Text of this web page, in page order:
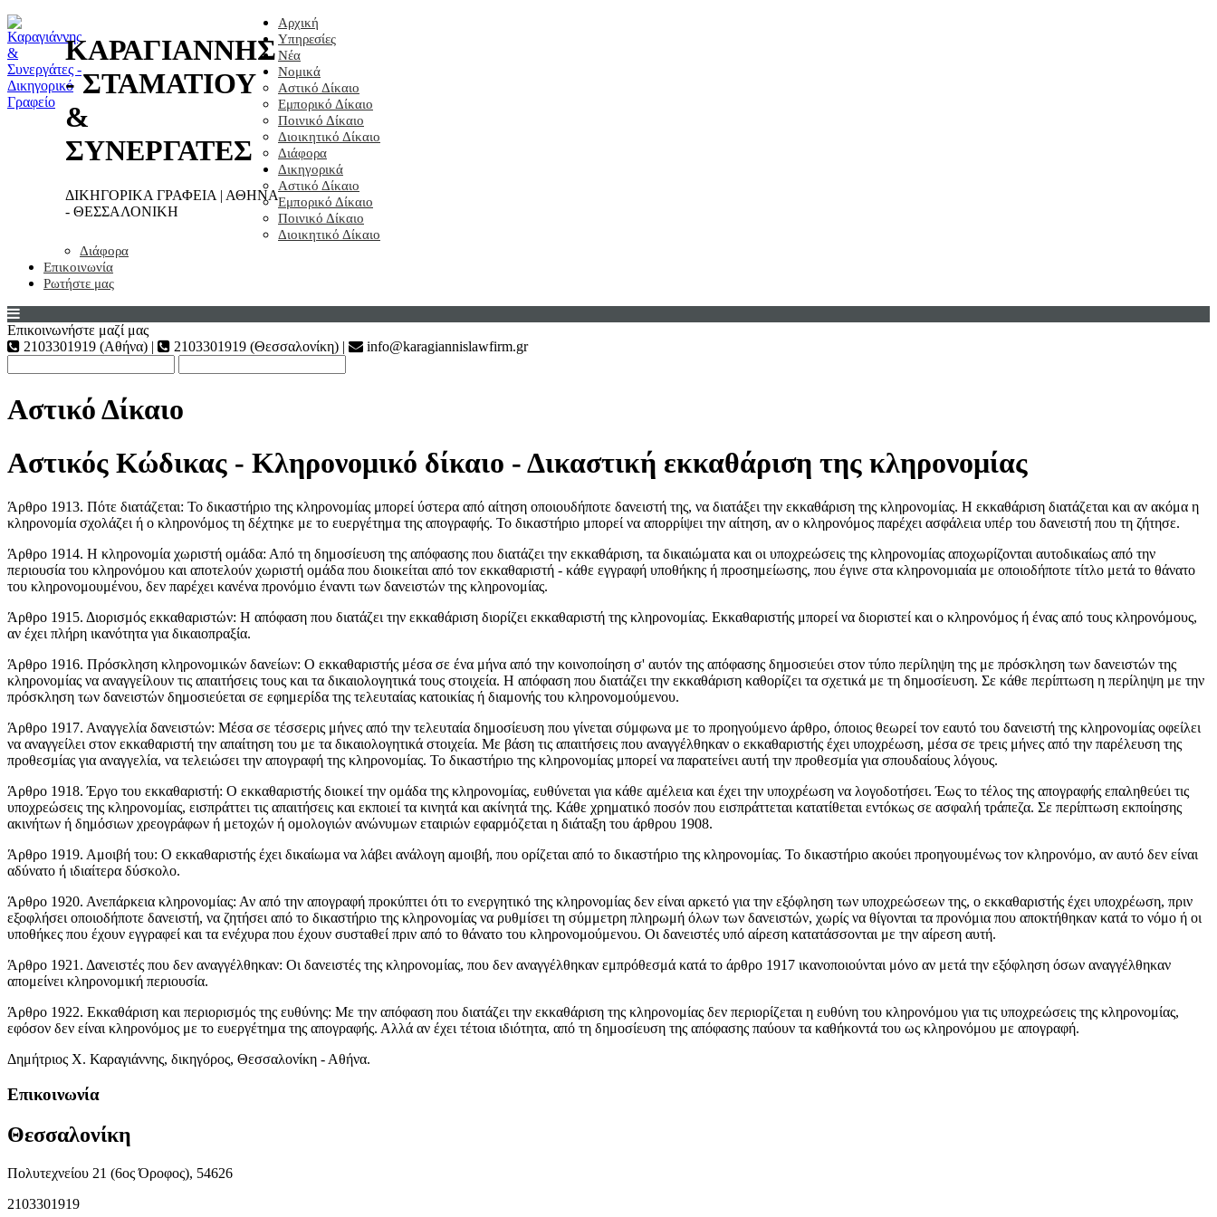
ΚΑΡΑΓΙΑΝΝΗΣ
- ΣΤΑΜΑΤΙΟΥ
&
ΣΥΝΕΡΓΑΤΕΣ
ΔΙΚΗΓΟΡΙΚΑ ΓΡΑΦΕΙΑ | ΑΘΗΝΑ
- ΘΕΣΣΑΛΟΝΙΚΗ
Αρχική
Υπηρεσίες
Νέα
Νομικά
Αστικό Δίκαιο
Εμπορικό Δίκαιο
Ποινικό Δίκαιο
Διοικητικό Δίκαιο
Διάφορα
Δικηγορικά
Αστικό Δίκαιο
Εμπορικό Δίκαιο
Ποινικό Δίκαιο
Διοικητικό Δίκαιο
Διάφορα
Επικοινωνία
Ρωτήστε μας
Επικοινωνήστε μαζί μας
2103301919 (Αθήνα) |
2103301919 (Θεσσαλονίκη) | info@karagiannislawfirm.gr
Αστικό Δίκαιο
Αστικός Κώδικας - Κληρονομικό δίκαιο - Δικαστική εκκαθάριση της κληρονομίας
Άρθρο 1913. Πότε διατάζεται: Το δικαστήριο της κληρονομίας μπορεί ύστερα από αίτηση οποιουδήποτε δανειστή της, να διατάξει την εκκαθάριση της κληρονομίας. Η εκκαθάριση διατάζεται και αν ακόμα η
κληρονομία σχολάζει ή ο κληρονόμος τη δέχτηκε με το ευεργέτημα της απογραφής. Το δικαστήριο μπορεί να απορρίψει την αίτηση, αν ο κληρονόμος παρέχει ασφάλεια υπέρ του δανειστή που τη ζήτησε.
Άρθρο 1914. Η κληρονομία χωριστή ομάδα: Από τη δημοσίευση της απόφασης που διατάζει την εκκαθάριση, τα δικαιώματα και οι υποχρεώσεις της κληρονομίας αποχωρίζονται αυτοδικαίως από την
περιουσία του κληρονόμου και αποτελούν χωριστή ομάδα που διοικείται από τον εκκαθαριστή - κάθε εγγραφή υποθήκης ή προσημείωσης, που έγινε στα κληρονομιαία με οποιοδήποτε τίτλο μετά το θάνατο
του κληρονομουμένου, δεν παρέχει κανένα προνόμιο έναντι των δανειστών της κληρονομίας.
Άρθρο 1915. Διορισμός εκκαθαριστών: Η απόφαση που διατάζει την εκκαθάριση διορίζει εκκαθαριστή της κληρονομίας. Εκκαθαριστής μπορεί να διοριστεί και ο κληρονόμος ή ένας από τους κληρονόμους,
αν έχει πλήρη ικανότητα για δικαιοπραξία.
Άρθρο 1916. Πρόσκληση κληρονομικών δανείων: Ο εκκαθαριστής μέσα σε ένα μήνα από την κοινοποίηση σ' αυτόν της απόφασης δημοσιεύει στον τύπο περίληψη της με πρόσκληση των δανειστών της
κληρονομίας να αναγγείλουν τις απαιτήσεις τους και τα δικαιολογητικά τους στοιχεία. Η απόφαση που διατάζει την εκκαθάριση καθορίζει τα σχετικά με τη δημοσίευση. Σε κάθε περίπτωση η περίληψη με την
πρόσκληση των δανειστών δημοσιεύεται σε εφημερίδα της τελευταίας κατοικίας ή διαμονής του κληρονομούμενου.
Άρθρο 1917. Αναγγελία δανειστών: Μέσα σε τέσσερις μήνες από την τελευταία δημοσίευση που γίνεται σύμφωνα με το προηγούμενο άρθρο, όποιος θεωρεί τον εαυτό του δανειστή της κληρονομίας οφείλει
να αναγγείλει στον εκκαθαριστή την απαίτηση του με τα δικαιολογητικά στοιχεία. Με βάση τις απαιτήσεις που αναγγέλθηκαν ο εκκαθαριστής έχει υποχρέωση, μέσα σε τρεις μήνες από την παρέλευση της
προθεσμίας για αναγγελία, να τελειώσει την απογραφή της κληρονομίας. Το δικαστήριο της κληρονομίας μπορεί να παρατείνει αυτή την προθεσμία για σπουδαίους λόγους.
Άρθρο 1918. Έργο του εκκαθαριστή: Ο εκκαθαριστής διοικεί την ομάδα της κληρονομίας, ευθύνεται για κάθε αμέλεια και έχει την υποχρέωση να λογοδοτήσει. Έως το τέλος της απογραφής επαληθεύει τις
υποχρεώσεις της κληρονομίας, εισπράττει τις απαιτήσεις και εκποιεί τα κινητά και ακίνητά της. Κάθε χρηματικό ποσόν που εισπράττεται κατατίθεται εντόκως σε ασφαλή τράπεζα. Σε περίπτωση εκποίησης
ακινήτων ή δημόσιων χρεογράφων ή μετοχών ή ομολογιών ανώνυμων εταιριών εφαρμόζεται η διάταξη του άρθρου 1908.
Άρθρο 1919. Αμοιβή του: Ο εκκαθαριστής έχει δικαίωμα να λάβει ανάλογη αμοιβή, που ορίζεται από το δικαστήριο της κληρονομίας. Το δικαστήριο ακούει προηγουμένως τον κληρονόμο, αν αυτό δεν είναι
αδύνατο ή ιδιαίτερα δύσκολο.
Άρθρο 1920. Ανεπάρκεια κληρονομίας: Αν από την απογραφή προκύπτει ότι το ενεργητικό της κληρονομίας δεν είναι αρκετό για την εξόφληση των υποχρεώσεων της, ο εκκαθαριστής έχει υποχρέωση, πριν
εξοφλήσει οποιοδήποτε δανειστή, να ζητήσει από το δικαστήριο της κληρονομίας να ρυθμίσει τη σύμμετρη πληρωμή όλων των δανειστών, χωρίς να θίγονται τα προνόμια που αποκτήθηκαν κατά το νόμο ή οι
υποθήκες που έχουν εγγραφεί και τα ενέχυρα που έχουν συσταθεί πριν από το θάνατο του κληρονομούμενου. Οι δανειστές υπό αίρεση κατατάσσονται με την αίρεση αυτή.
Άρθρο 1921. Δανειστές που δεν αναγγέλθηκαν: Οι δανειστές της κληρονομίας, που δεν αναγγέλθηκαν εμπρόθεσμά κατά το άρθρο 1917 ικανοποιούνται μόνο αν μετά την εξόφληση όσων αναγγέλθηκαν
απομείνει κληρονομική περιουσία.
Άρθρο 1922. Εκκαθάριση και περιορισμός της ευθύνης: Με την απόφαση που διατάζει την εκκαθάριση της κληρονομίας δεν περιορίζεται η ευθύνη του κληρονόμου για τις υποχρεώσεις της κληρονομίας,
εφόσον δεν είναι κληρονόμος με το ευεργέτημα της απογραφής. Αλλά αν έχει τέτοια ιδιότητα, από τη δημοσίευση της απόφασης παύουν τα καθήκοντά του ως κληρονόμου με απογραφή.
Δημήτριος Χ. Καραγιάννης, δικηγόρος, Θεσσαλονίκη - Αθήνα.
Επικοινωνία
Θεσσαλονίκη
Πολυτεχνείου 21 (6ος Όροφος), 54626
2103301919